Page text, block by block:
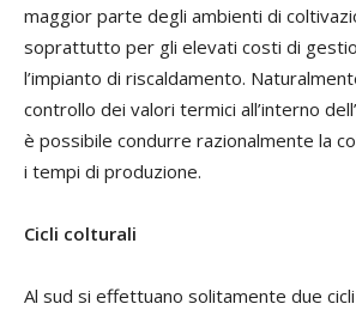
maggior parte degli ambienti di
soprattutto per gli elevati costi di
l’impianto di riscaldamento.
controllo dei valori termici all’interno
è possibile condurre razionalmente la
i tempi di produzione.
Cicli colturali
Al sud si effettuano solitamente due